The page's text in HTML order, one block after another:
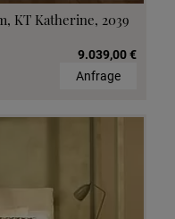
KT Katherine, 2039
9.039,00 €
Anfrage